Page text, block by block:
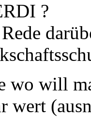
?
wo will
wert